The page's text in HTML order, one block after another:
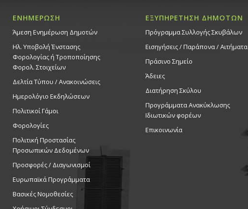
ΕΝΗΜΕΡΩΣΗ
Άμεση Ενημέρωση Δημοτών
Ηλ. Υποβολή Ένστασης
Φορολογίας ή Τροποποίησης
Φορολ. Στοιχείων
Δελτία Τύπου / Ανακοινώσεις
Ημερολόγιο Εκδηλώσεων
Πολιτικοί Γάμοι
Φορολογίες
Πολιτική Προστασίας
Προσωπικών Δεδομένων
Προσφορές / Διαγωνισμοί
Ευρωπαϊκά Προγράμματα
Βασικές Νομοθεσίες
ΕΞΥΠΗΡΕΤΗΣΗ ΔΗΜΟΤΩΝ
Πρόγραμμα Συλλογής Σκυβάλων
Εισηγήσεις / Παράπονα / Αιτήματα
Πράσινο Σημείο
Άδειες
Διατήρηση Σκύλου
Προγράμματα Ανακύκλωσης
Ιδιωτικών φορέων
Επικοινωνία